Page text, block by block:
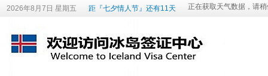
2026年8月7日 星期五 距『七夕情人节』还有11天